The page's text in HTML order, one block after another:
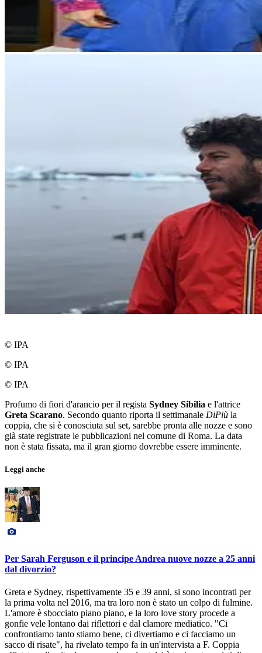
© IPA
© IPA
© IPA
Profumo di fiori d'arancio per il regista Sydney Sibilia e l'attrice
Greta Scarano. Secondo quanto riporta il settimanale DiPiù la
coppia, che si è conosciuta sul set, sarebbe pronta alle nozze e sono
già state registrate le pubblicazioni nel comune di Roma. La data
non è stata fissata, ma il gran giorno dovrebbe essere imminente.
Leggi anche
Per Sarah Ferguson e il principe Andrea nuove nozze a 25 anni
dal divorzio?
Greta e Sydney, rispettivamente 35 e 39 anni, si sono incontrati per
la prima volta nel 2016, ma tra loro non è stato un colpo di fulmine.
L'amore è sbocciato piano piano, e la loro love story procede a
gonfie vele lontano dai riflettori e dal clamore mediatico. "Ci
confrontiamo tanto stiamo bene, ci divertiamo e ci facciamo un
sacco di risate", ha rivelato tempo fa in un'intervista a F. Coppia